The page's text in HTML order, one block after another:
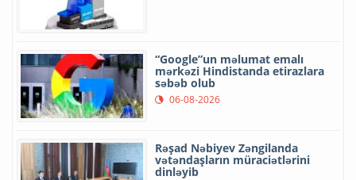
“Google”un məlumat emalı
mərkəzi Hindistanda etirazlara
səbəb olub
06-08-2026
Rəşad Nəbiyev Zəngilanda
vətəndaşların müraciətlərini
dinləyib